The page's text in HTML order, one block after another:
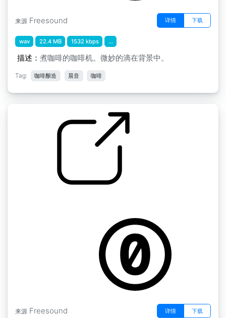
来源 Freesound 详情 下载
wav 22.4 MB 1532 kbps ...
描述： 煮咖啡的咖啡机。微妙的滴在背景中。
Tag: 咖啡酿造 晨音 咖啡
来源 Freesound 详情 下载